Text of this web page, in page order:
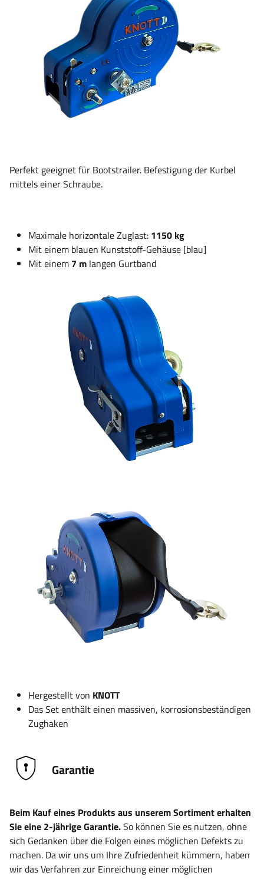
Perfekt geeignet für Bootstrailer. Befestigung der Kurbel
mittels einer Schraube.
Maximale horizontale Zuglast: 1150 kg
Mit einem blauen Kunststoff-Gehäuse [blau]
Mit einem 7 m langen Gurtband
Hergestellt von KNOTT
Das Set enthält einen massiven, korrosionsbeständigen
Zughaken
Garantie
Beim Kauf eines Produkts aus unserem Sortiment erhalten
Sie eine 2-jährige Garantie.So können Sie es nutzen, ohne
sich Gedanken über die Folgen eines möglichen Defekts zu
machen. Da wir uns um Ihre Zufriedenheit kümmern, haben
wir das Verfahren zur Einreichung einer möglichen